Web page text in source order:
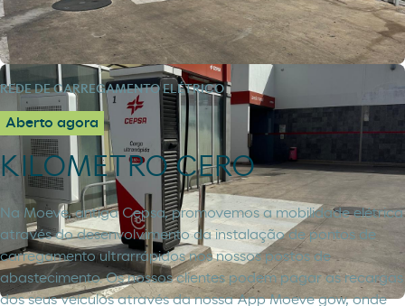
REDE DE CARREGAMENTO ELÉTRICO
Aberto agora
KILOMETRO CERO
Na Moeve, antiga Cepsa, promovemos a mobilidade elétrica
através do desenvolvimento da instalação de pontos de
carregamento ultrarrápidos nos nossos postos de
abastecimento. Os nossos clientes podem pagar as recargas
dos seus veículos através da nossa App Moeve gow, onde